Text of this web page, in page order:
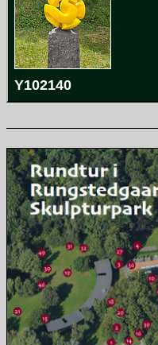
Y102140